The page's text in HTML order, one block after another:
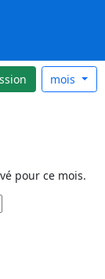
mois
pour ce mois.